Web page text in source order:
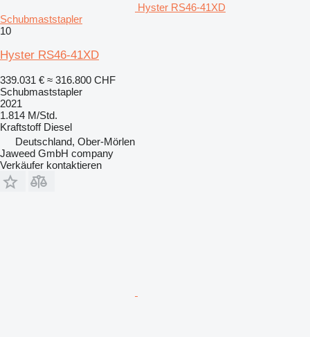
Hyster RS46-41XD
Schubmaststapler
10
Hyster RS46-41XD
339.031 € ≈ 316.800 CHF
Schubmaststapler
2021
1.814 M/Std.
Kraftstoff Diesel
Deutschland, Ober-Mörlen
Jaweed GmbH company
Verkäufer kontaktieren